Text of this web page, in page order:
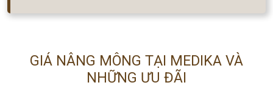
GIÁ NÂNG MÔNG TẠI MEDIKA VÀ
NHỮNG ƯU ĐÃI